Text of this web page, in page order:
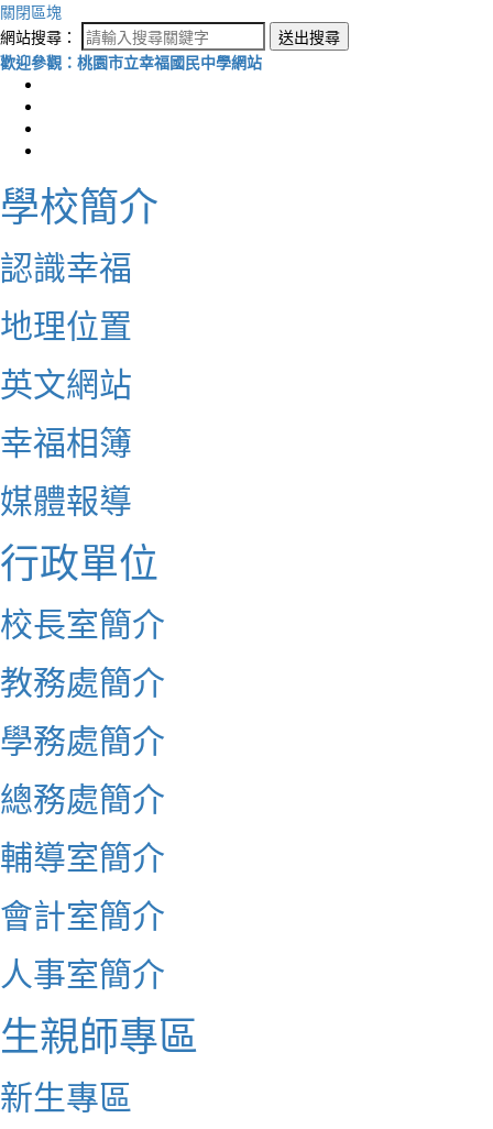
關閉區塊
網站搜尋：
送出搜尋
歡迎參觀：桃園市立幸福國民中學網站
學校簡介
認識幸福
地理位置
英文網站
幸福相簿
媒體報導
行政單位
校長室簡介
教務處簡介
學務處簡介
總務處簡介
輔導室簡介
會計室簡介
人事室簡介
生親師專區
新生專區